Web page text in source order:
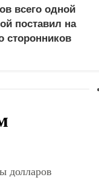
всего одной
поставил на
сторонников
долларов